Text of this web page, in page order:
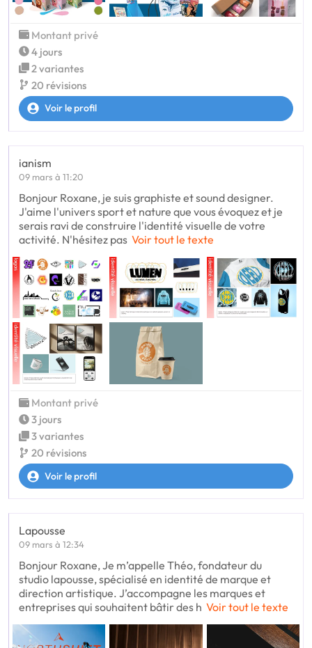
Montant privé
4 jours
2 variantes
20 révisions
Voir le profil
ianism
09 mars à 11:20
Bonjour Roxane, je suis graphiste et sound designer.
J'aime l'univers sport et nature que vous évoquez et je
serais ravi de construire l'identité visuelle de votre
activité. N'hésitez pas Voir tout le texte
Montant privé
3 jours
3 variantes
20 révisions
Voir le profil
Lapousse
09 mars à 12:34
Bonjour Roxane, Je m’appelle Théo, fondateur du
studio lapousse, spécialisé en identité de marque et
direction artistique. J’accompagne les marques et
entreprises qui souhaitent bâtir des h Voir tout le texte